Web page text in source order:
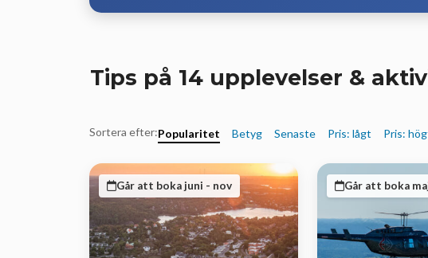
Tips på 14 upplevelser &
Sortera efter:Popularitet Betyg Senaste Pris: lågt Pris:
Går att boka juni - nov Går att boka